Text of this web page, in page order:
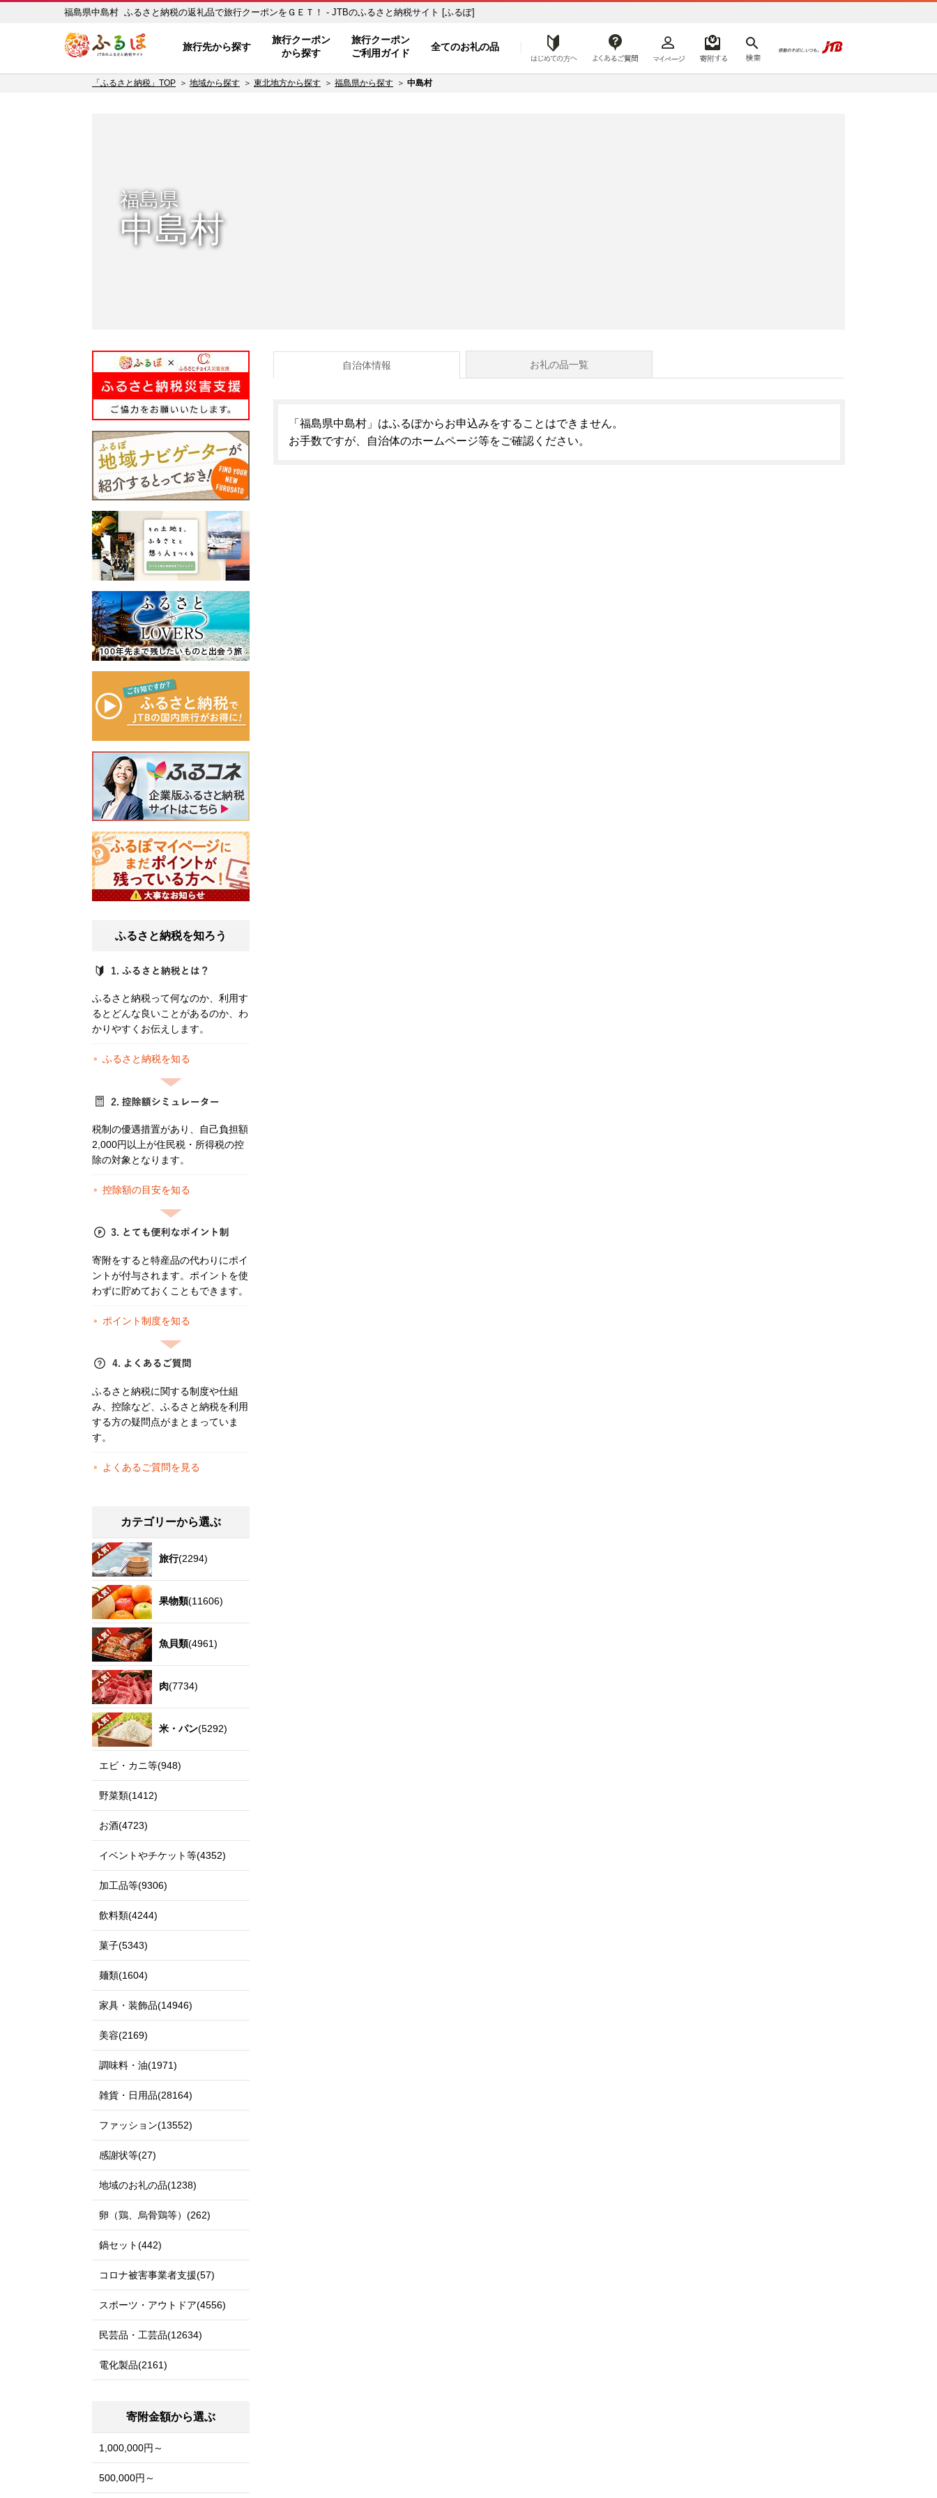
福島県中島村 ふるさと納税の返礼品で旅行クーポンをＧＥＴ！ - JTBのふるさと納税サイト [ふるぽ]
旅行先から探す
旅行クーポン
から探す
旅行クーポン
ご利用ガイド
全てのお礼の品 はじめての方へ
「ふるさと納税」TOP 地域から探す 東北地方から探す 福島県から探す 中島村
福島県
中島村
自治体情報 お礼の品一覧
「福島県中島村」はふるぽからお申込みをすることはできません。
お手数ですが、自治体のホームページ等をご確認ください。
ふるさと納税を知ろう
ふるさと納税って何なのか、利用す
るとどんな良いことがあるのか、わ
かりやすくお伝えします。
ふるさと納税を知る
税制の優遇措置があり、自己負担額
2,000円以上が住民税・所得税の控
除の対象となります。
控除額の目安を知る
寄附をすると特産品の代わりにポイ
ントが付与されます。ポイントを使
わずに貯めておくこともできます。
ポイント制度を知る
ふるさと納税に関する制度や仕組
み、控除など、ふるさと納税を利用
する方の疑問点がまとまっていま
す。
よくあるご質問を見る
カテゴリーから選ぶ
旅行(2294)
果物類(11606)
魚貝類(4961)
肉(7734)
米・パン(5292)
エビ・カニ等(948)
野菜類(1412)
お酒(4723)
イベントやチケット等(4352)
加工品等(9306)
飲料類(4244)
菓子(5343)
麺類(1604)
家具・装飾品(14946)
美容(2169)
調味料・油(1971)
雑貨・日用品(28164)
ファッション(13552)
感謝状等(27)
地域のお礼の品(1238)
卵（鶏、烏骨鶏等）(262)
鍋セット(442)
コロナ被害事業者支援(57)
スポーツ・アウトドア(4556)
民芸品・工芸品(12634)
電化製品(2161)
寄附金額から選ぶ
1,000,000円～
500,000円～